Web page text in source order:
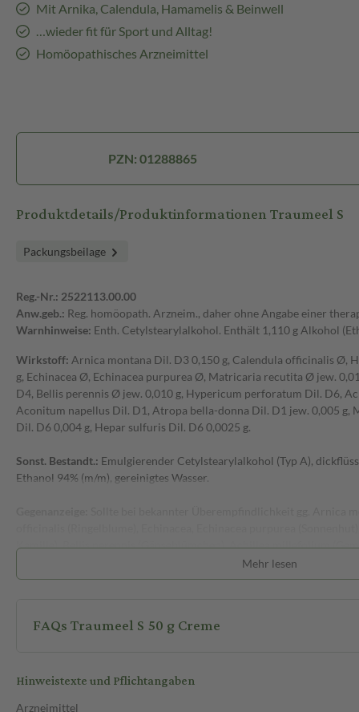
Mit Arnika, Calendula, Hamamelis & Beinwell
…wieder fit für Sport und Alltag!
Homöopathisches Arzneimittel
PZN: 01288865
Produktdetails/Produktinformationen Traumeel S
Packungsbeilage
Reg.-Nr.: 2522113.00.00
Anw.geb.: Reg. homöopath. Arzneim., daher ohne Angabe einer
Warnhinweise: Enth. Cetylstearylalkohol. Enthält 1,110 g Alkohol
Wirkstoff: Arnica montana Dil. D3 0,150 g, Calendula officinalis Ø,
g, Echinacea Ø, Echinacea purpurea Ø, Matricaria recutita Ø jew.
D4, Bellis perennis Ø jew. 0,010 g, Hypericum perforatum Dil. D6,
Aconitum napellus Dil. D1, Atropa bella-donna Dil. D1 jew. 0,005 g,
Dil. D6 0,004 g, Hepar sulfuris Dil. D6 0,0025 g.
Sonst. Bestandt.: Emulgierender Cetylstearylalkohol (Typ A),
Ethanol 94% (m/m), gereinigtes Wasser.
Kamille), Bellis perennis (Gänseblümchen), Achillea millefolium
Korbblütler u. Hilfsstoffe nicht angewandt werden.
auftreten. Es wurden lokale allerg. Reaktionen (Entzündg. an der
Warnhinweise:Enthält Cetylstearylalkohol.
Mehr lesen
FAQs Traumeel S 50 g Creme
Hinweistexte und Pflichtangaben
Arzneimittel